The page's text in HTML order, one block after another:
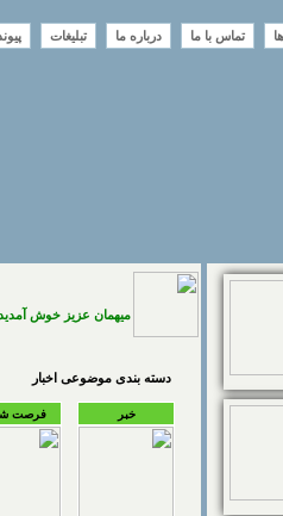
تماس با ما درباره ما تبلیغات پیوندها
میهمان عزیز خوش آمدید
دسته بندی موضوعی اخبار
فرصت شغلی